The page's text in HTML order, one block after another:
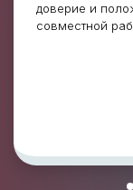
доверие и
совместной